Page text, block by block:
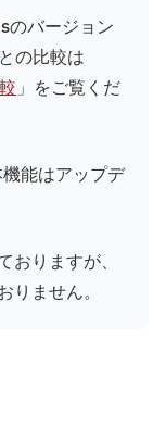
のバージョン
の比較は
」をご覧くだ
能はアップデ
おりますが、
ません。